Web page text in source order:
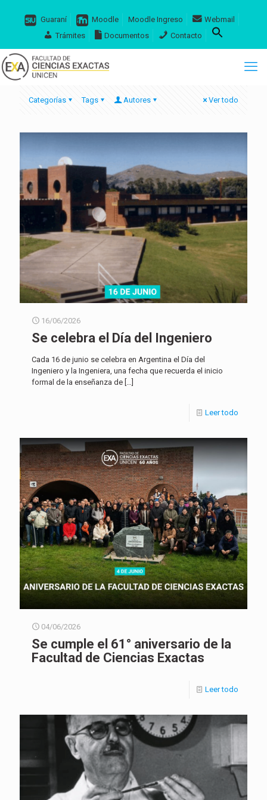
Guaraní Moodle Moodle Ingreso
Webmail
Trámites
Documentos Contacto
Categorías Tags Autores Ver todo
16/06/2026
Se celebra el Día del Ingeniero
Cada 16 de junio se celebra en Argentina el Día del
Ingeniero y la Ingeniera, una fecha que recuerda el inicio
formal de la enseñanza de […]
Leer todo
04/06/2026
Se cumple el 61° aniversario de la
Facultad de Ciencias Exactas
Leer todo